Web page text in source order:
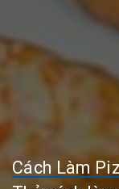
Cách Làm